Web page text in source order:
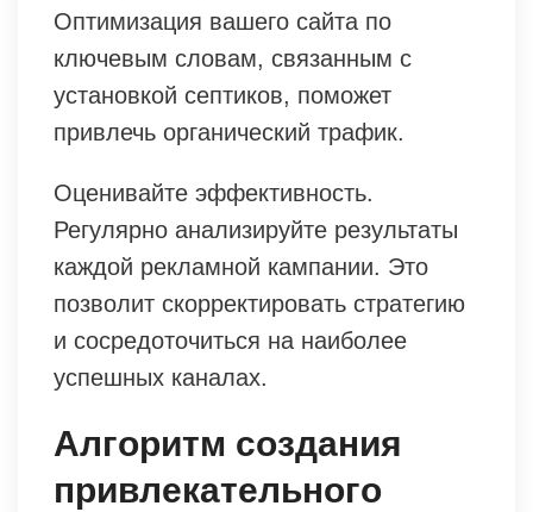
Оптимизация вашего сайта по
ключевым словам, связанным с
установкой септиков, поможет
привлечь органический трафик.
Оценивайте эффективность.
Регулярно анализируйте результаты
каждой рекламной кампании. Это
позволит скорректировать стратегию
и сосредоточиться на наиболее
успешных каналах.
Алгоритм создания
привлекательного